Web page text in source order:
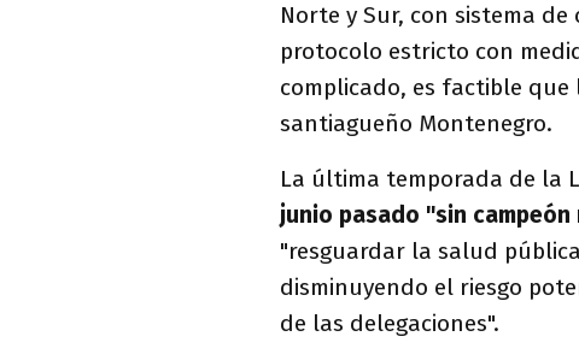
Norte y Sur, con sistema
protocolo estricto con
complicado, es factible
santiagueño Montenegro.
La última temporada de la
junio pasado "sin
"resguardar la salud
disminuyendo el riesgo
de las delegaciones".